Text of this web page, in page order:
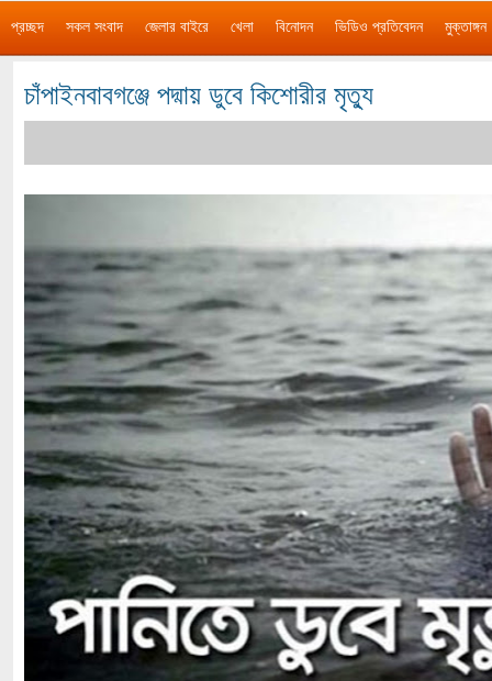
প্রচ্ছদ সকল সংবাদ জেলার বাইরে খেলা বিনোদন ভিডিও প্রতিবেদন মুক্তাঙ্গন
চাঁপাইনবাবগঞ্জে পদ্মায় ডুবে কিশোরীর মৃত্যু